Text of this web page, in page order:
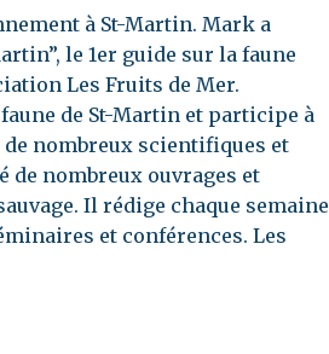
à St-Martin. Mark a
le 1er guide sur la faune
Les Fruits de Mer.
de St-Martin et participe à
nombreux scientifiques et
de nombreux ouvrages et
Il rédige chaque semaine
et conférences. Les